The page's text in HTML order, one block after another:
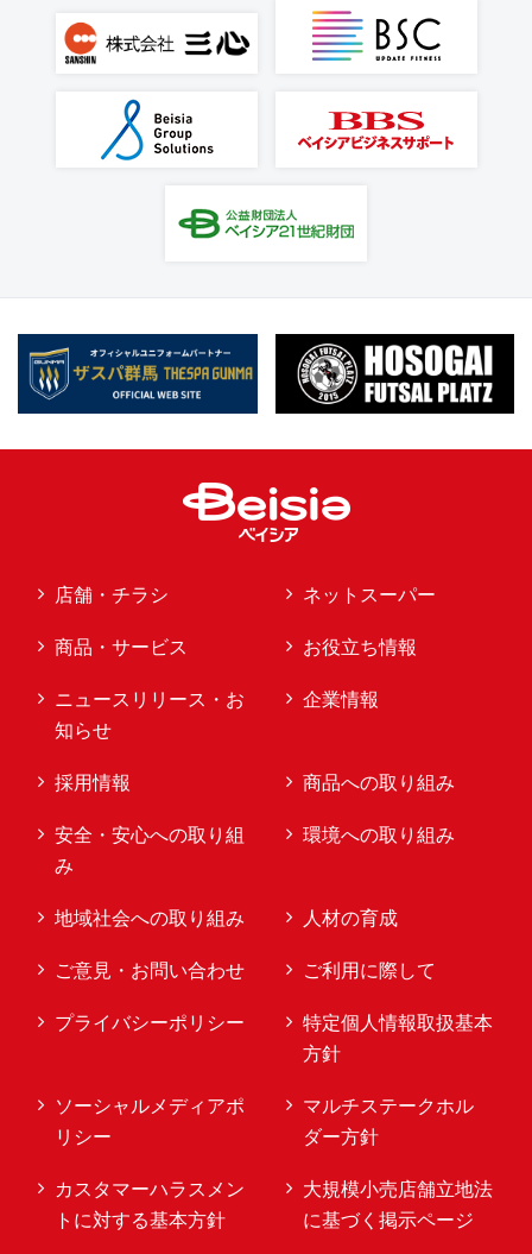
店舗・チラシ ネットスーパー
商品・サービス お役立ち情報
ニュースリリース・お
知らせ
企業情報
採用情報 商品への取り組み
安全・安心への取り組
み
環境への取り組み
地域社会への取り組み 人材の育成
ご意見・お問い合わせ ご利用に際して
プライバシーポリシー
特定個人情報取扱基本
方針
ソーシャルメディアポ
リシー
マルチステークホル
ダー方針
カスタマーハラスメン
トに対する基本方針
大規模小売店舗立地法
に基づく掲示ページ